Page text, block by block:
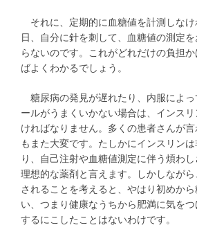
それに、定期的に血糖値を計測しな
日、自分に針を刺して、血糖値の測定
らないのです。これがどれだけの負担
ばよくわかるでしょう。
糖尿病の発見が遅れたり、内服によっ
ールがうまくいかない場合は、インス
ければなりません。多くの患者さんが
もまた大変です。たしかにインスリン
り、自己注射や血糖値測定に伴う煩わし
理想的な薬剤と言えます。しかしなが
されることを考えると、やはり初めか
い、つまり健康なうちから肥満に気を
するにこしたことはないわけです。